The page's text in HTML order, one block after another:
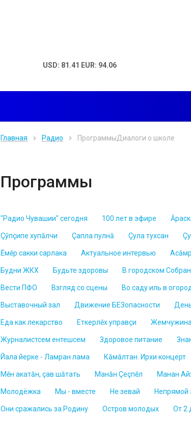
USD: 81.41 EUR: 94.06
Главная Радио ПрограммыДиалоги о школе
Программы
"Радио Чувашии" сегодня 100 лет в эфире
Çỹпçипе хупăлчи Çапла пулнă Çула тухсан
Ĕмӗр сакки сарлака Актуальное интервью
Будни ЖКХ Будьте здоровы В городском
Вести ПФО Взгляд со сцены Во саду иль в
Выставочный зал Движение БЕЗопасности
Еда как лекарство Еткерлĕх управçи
Журналистсем ентешсем Здоровое питание
Йала йерке - Ламран лама Кăмăлтан. Ирхи концерт
Мĕн акатăн, çав шăтать Манăн Çеçпĕл Манан
Молодёжка Мы - вместе Не зевай Непрямой
Они сражались за Родину Остров молодых От 2